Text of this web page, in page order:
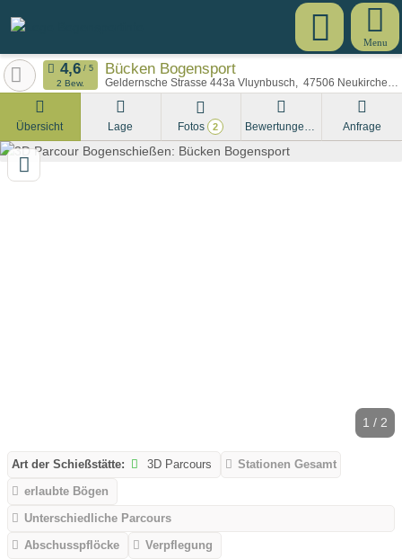
Menu
Bücken Bogensport
Geldernsche Strasse 443a Vluynbusch 47506 Neukirchen-Vluyn
2 Bew.
Übersicht Lage Fotos 2 Bewertungen Anfrage
1 / 2
Art der Schießstätte: 3D Parcours
Stationen Gesamt
erlaubte Bögen
Unterschiedliche Parcours
Abschusspflöcke
Verpflegung